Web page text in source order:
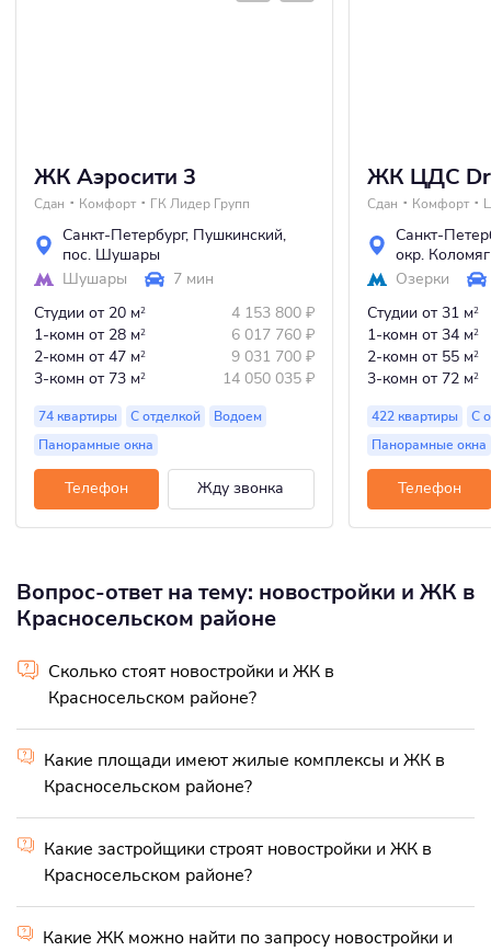
ЖК Аэросити 3
Сдан Комфорт ГК Лидер Групп
Санкт-Петербург, Пушкинский,
пос. Шушары
Шушары
7 мин
Студии от 20 м2 4 153 800 ₽
1-комн от 28 м2 6 017 760 ₽
2-комн от 47 м2 9 031 700 ₽
3-комн от 73 м2 14 050 035 ₽
74 квартиры С отделкой
Водоем
Панорамные окна
Телефон Жду звонка
ЖК ЦДС
Сдан Комфорт
Санкт-
окр.
Озерки
Студии от 31 м2
1-комн от 34 м2
2-комн от 55 м2
3-комн от 72 м2
422 квартиры
С
Панорамные окна
Телефон
Вопрос-ответ на тему: новостройки и ЖК в
Красносельском районе
Сколько стоят новостройки и ЖК в
Красносельском районе?
Какие площади имеют жилые комплексы и ЖК в
Красносельском районе?
Какие застройщики строят новостройки и ЖК в
Красносельском районе?
Какие ЖК можно найти по запросу новостройки и